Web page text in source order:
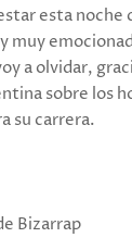
esta noche
muy
a olvidar,
sobre los
su carrera.
Bizarrap